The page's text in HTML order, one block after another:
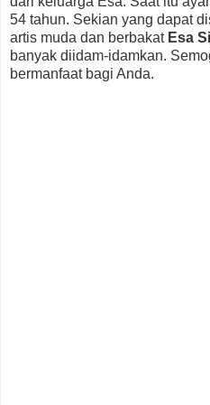
54 tahun. Sekian yang dapat
artis muda dan berbakat Esa
banyak diidam-idamkan.
bermanfaat bagi Anda.